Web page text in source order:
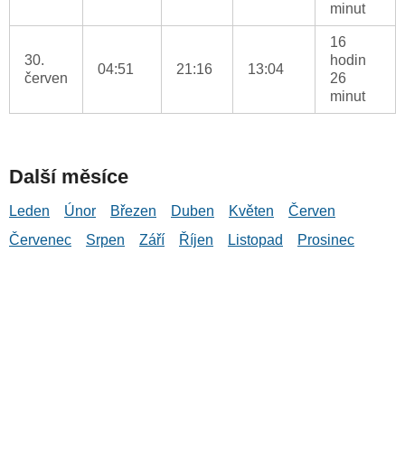
minut
30.
červen
04:51 21:16 13:04
16
hodin
26
minut
Další měsíce
Leden Únor Březen Duben Květen
Červen
Červenec
Srpen Září Říjen Listopad Prosinec